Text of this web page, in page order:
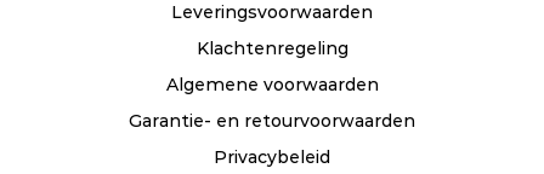
Leveringsvoorwaarden
Klachtenregeling
Algemene voorwaarden
Garantie- en retourvoorwaarden
Privacybeleid